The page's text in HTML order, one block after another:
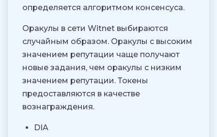
определяется алгоритмом консенсуса.
Оракулы в сети Witnet выбираются
случайным образом. Оракулы с высоким
значением репутации чаще получают
новые задания, чем оракулы с низким
значением репутации. Токены
предоставляются в качестве
вознаграждения.
DIA